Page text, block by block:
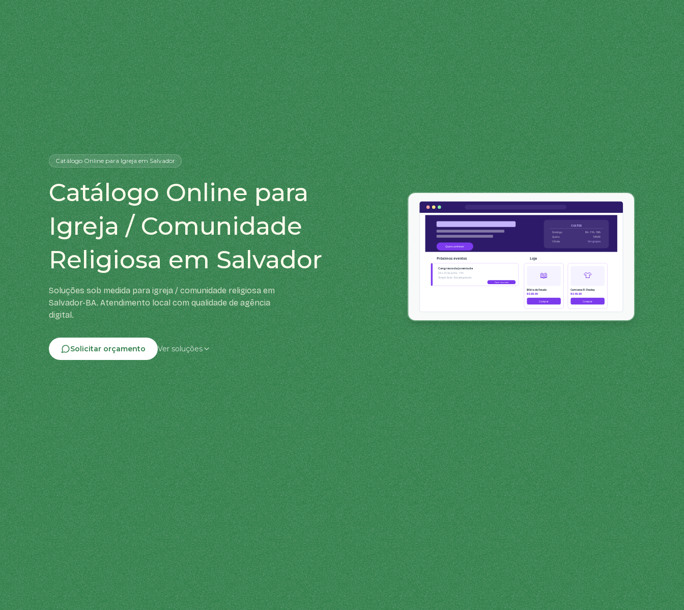
Catálogo Onlinepara Igrejaem Salvador
Catálogo Online para
Igreja / Comunidade
Religiosa em Salvador
Soluções sob medida para igreja / comunidade religiosa em
Salvador-BA. Atendimento local com qualidade de agência
digital.
Solicitar orçamento Ver soluções